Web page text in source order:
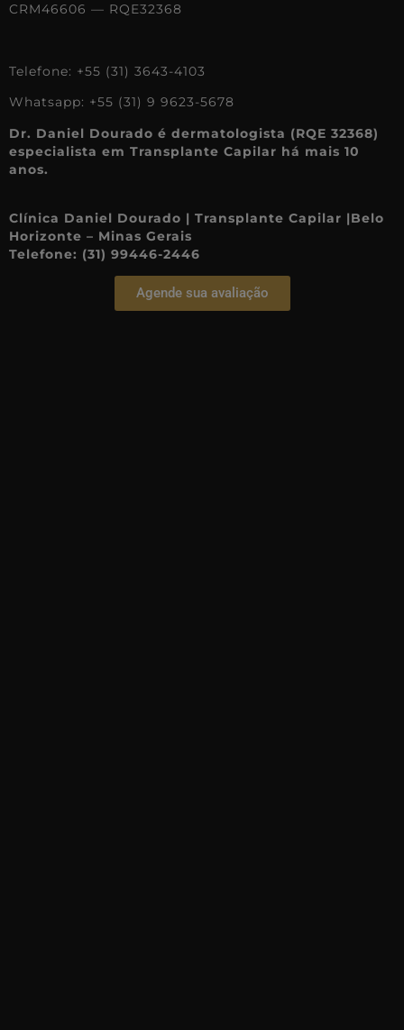
CRM46606 — RQE32368⠀⠀⠀⠀
Telefone: +55 (31) 3643-4103⠀⠀⠀⠀
Whatsapp: +55 (31) 9 9623-5678⠀
Dr. Daniel Dourado é dermatologista (RQE 32368)
especialista em Transplante Capilar há mais 10
anos.
Clínica Daniel Dourado | Transplante Capilar |Belo
Horizonte – Minas Gerais
Telefone: (31) 99446-2446
Agende sua avaliação